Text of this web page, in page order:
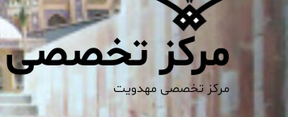
مرکز تخصصی
مرکز تخصصی مهدویت